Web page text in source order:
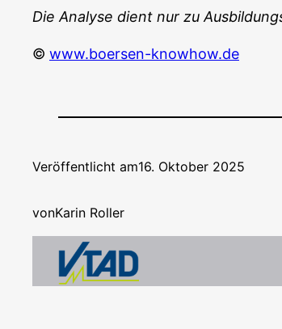
Die Ana­ly­se dient nur zu
© www.boersen-knowhow.de
Veröffentlicht am16. Oktober 2025
vonKarin Roller